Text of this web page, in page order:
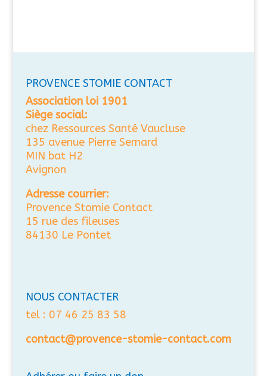
PROVENCE STOMIE CONTACT
Association loi 1901
Siège social:
chez Ressources Santé Vaucluse
135 avenue Pierre Semard
MIN bat H2
Avignon
Adresse courrier:
Provence Stomie Contact
15 rue des fileuses
84130 Le Pontet
NOUS CONTACTER
tel : 07 46 25 83 58
contact@provence-stomie-contact.com